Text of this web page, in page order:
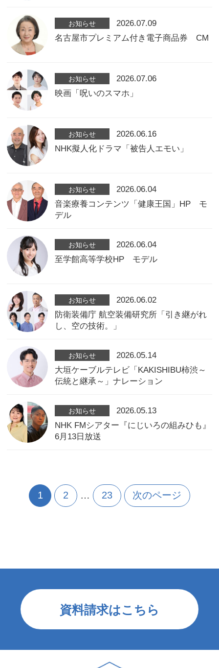
お知らせ
2026.07.09
名古屋市プレミアム付き電子商品券 CM
お知らせ
2026.07.06
映画「呪いのスマホ」
お知らせ
2026.06.16
NHK擬人化ドラマ「被告人エモい」
お知らせ
2026.06.04
音楽療養コンテンツ「健康王国」HP モ
デル
お知らせ
2026.06.04
至学館高等学校HP モデル
お知らせ
2026.06.02
防衛装備庁 航空装備研究所「引き継がれ
し、空の技術。」
お知らせ
2026.05.14
大垣ケーブルテレビ「KAKISHIBU柿渋～
伝統と継承～」ナレーション
お知らせ
2026.05.13
NHK FMシアター『にじいろの組みひも』
6月13日放送
シ
1 2 … 23 次のページ
資料請求はこちら